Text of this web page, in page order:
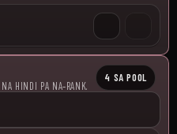
HINDI PA NA‑RANK.
4 SA POOL